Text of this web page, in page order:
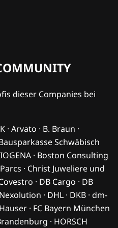
dieser Companies bei
· Arvato · B. Braun ·
Schwäbisch
· Boston Consulting
· Christ Juweliere und
· DB Cargo · DB
· DHL · DKB · dm-
· FC Bayern München
· HORSCH